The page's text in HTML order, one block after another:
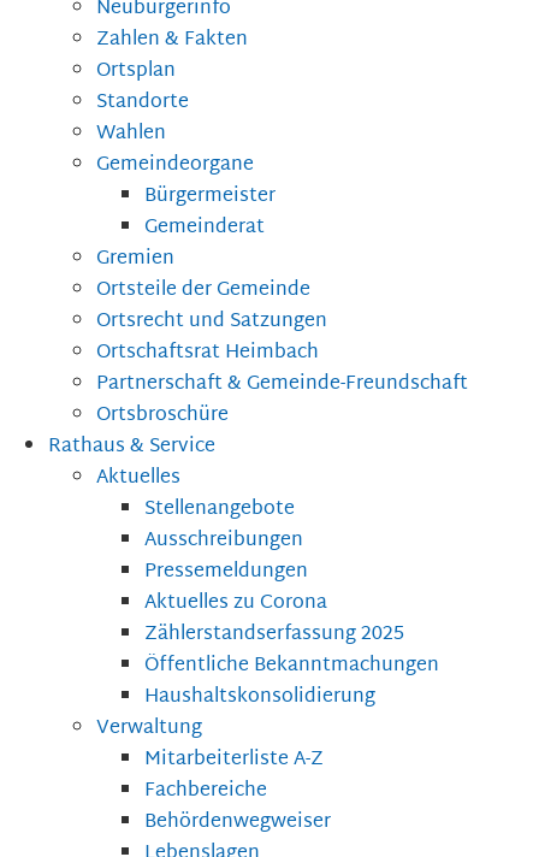
Neubürgerinfo
Zahlen & Fakten
Ortsplan
Standorte
Wahlen
Gemeindeorgane
Bürgermeister
Gemeinderat
Gremien
Ortsteile der Gemeinde
Ortsrecht und Satzungen
Ortschaftsrat Heimbach
Partnerschaft & Gemeinde-Freundschaft
Ortsbroschüre
Rathaus & Service
Aktuelles
Stellenangebote
Ausschreibungen
Pressemeldungen
Aktuelles zu Corona
Zählerstandserfassung 2025
Öffentliche Bekanntmachungen
Haushaltskonsolidierung
Verwaltung
Mitarbeiterliste A-Z
Fachbereiche
Behördenwegweiser